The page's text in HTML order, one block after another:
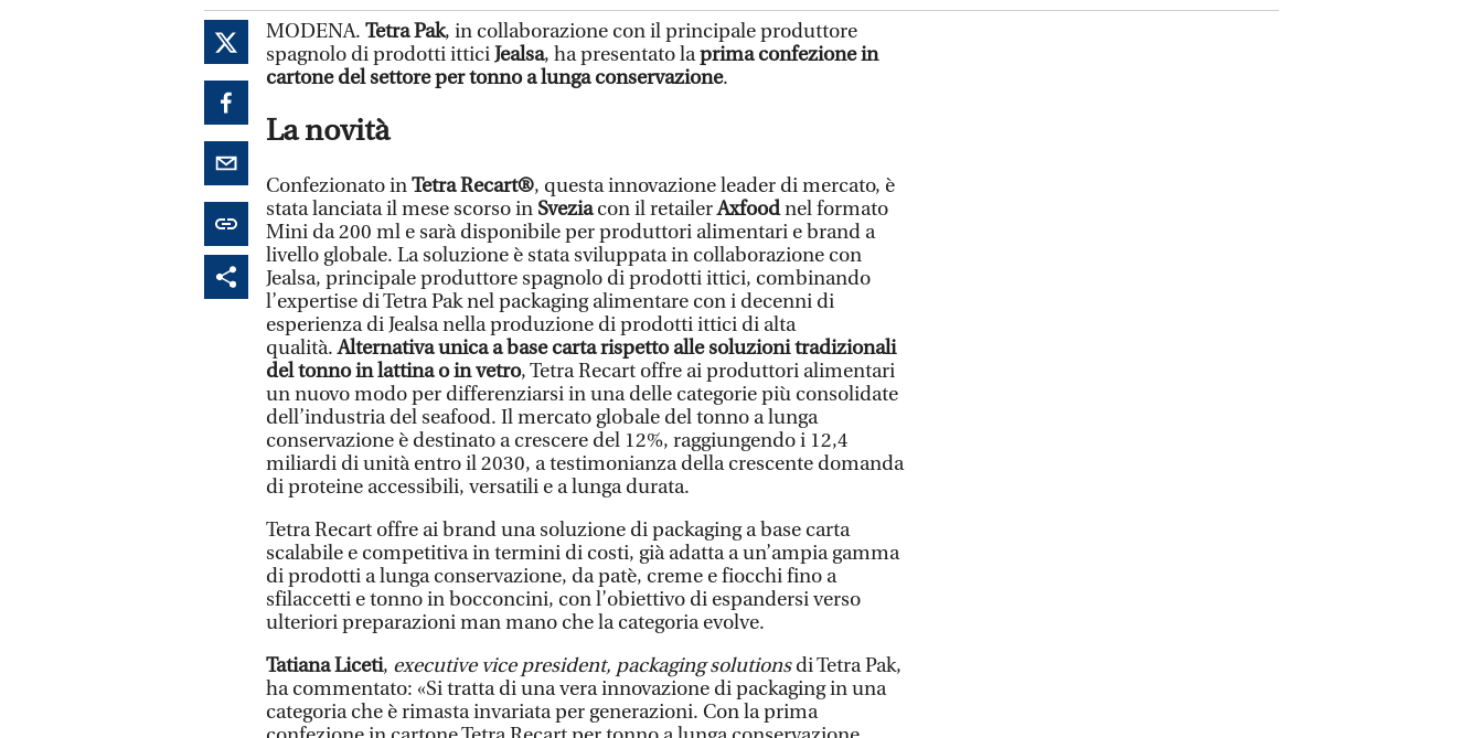
MODENA. Tetra Pak, in collaborazione con il principale produttore
spagnolo di prodotti itticiJealsa, ha presentato laprima confezione in
cartone del settore per tonno a lunga conservazione.
La novità
Confezionato inTetra Recart®, questa innovazione leader di mercato, è
stata lanciata il mese scorso in Sveziacon il retailerAxfoodnel formato
Mini da 200 ml e sarà disponibile per produttori alimentari e brand a
livello globale. La soluzione è stata sviluppata in collaborazione con
Jealsa, principale produttore spagnolo di prodotti ittici, combinando
l’expertise di Tetra Pak nel packaging alimentare con i decenni di
esperienza di Jealsa nella produzione di prodotti ittici di alta
qualità.Alternativa unica a base carta rispetto alle soluzioni tradizionali
del tonno in lattina o in vetro, Tetra Recart offre ai produttori alimentari
un nuovo modo per differenziarsi in una delle categorie più consolidate
dell’industria del seafood. Il mercato globale del tonno a lunga
conservazione è destinato a crescere del 12%, raggiungendo i 12,4
miliardi di unità entro il 2030, a testimonianza della crescente domanda
di proteine accessibili, versatili e a lunga durata.
Tetra Recart offre ai brand una soluzione di packaging a base carta
scalabile e competitiva in termini di costi, già adatta a un’ampia gamma
di prodotti a lunga conservazione, da patè, creme e fiocchi fino a
sfilaccetti e tonno in bocconcini, con l’obiettivo di espandersi verso
ulteriori preparazioni man mano che la categoria evolve.
Tatiana Liceti, executive vice president, packaging solutionsdi Tetra Pak,
ha commentato: «Si tratta di una vera innovazione di packaging in una
categoria che è rimasta invariata per generazioni. Con la prima